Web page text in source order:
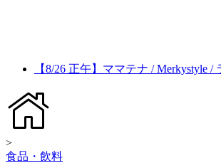
【8/26 正午】ママテナ / Merkystyle
>
食品・飲料